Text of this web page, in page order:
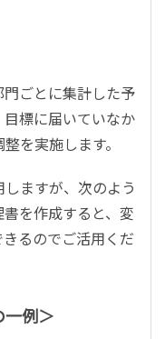
ごとに集計した予
標に届いていなか
を実施します。
ますが、次のよう
を作成すると、変
るのでご活用くだ
一例＞